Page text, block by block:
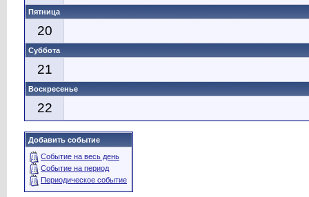
Пятница
20
Суббота
21
Воскресенье
22
Добавить событие
Событие на весь день
Событие на период
Периодическое событие